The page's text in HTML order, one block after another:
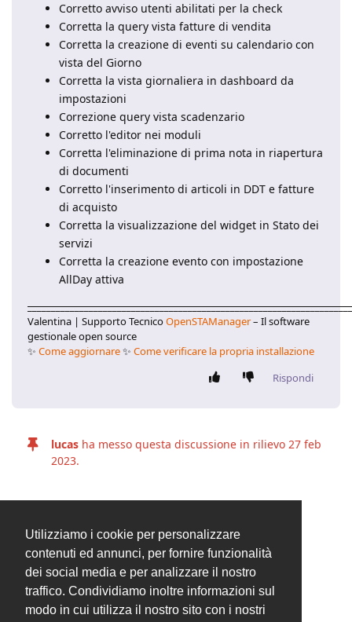
Utilizziamo i cookie per personalizzare
contenuti ed annunci, per fornire funzionalità
dei social media e per analizzare il nostro
traffico. Condividiamo inoltre informazioni sul
modo in cui utilizza il nostro sito con i nostri
Corretto avviso utenti abilitati per la check
Corretta la query vista fatture di vendita
Corretta la creazione di eventi su calendario con
vista del Giorno
Corretta la vista giornaliera in dashboard da
impostazioni
Correzione query vista scadenzario
Corretto l'editor nei moduli
Corretta l'eliminazione di prima nota in riapertura
di documenti
Corretto l'inserimento di articoli in DDT e fatture
di acquisto
Corretta la visualizzazione del widget in Stato dei
servizi
Corretta la creazione evento con impostazione
AllDay attiva
Valentina | Supporto TecnicoOpenSTAManager– Il software
gestionale open source
✨ Come aggiornare✨ Come verificare la propria installazione
Rispondi
lucas ha messo questa discussione in rilievo 27 feb
2023.
UN MESEDOPO